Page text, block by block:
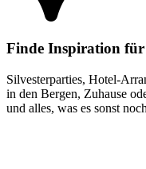
Finde Inspiration für
Silvesterparties, Hotel-
in den Bergen, Zuhause
und alles, was es sonst